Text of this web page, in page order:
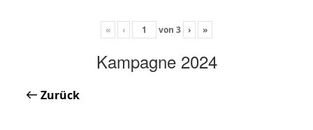
« ‹ von 3 › »
Kampagne 2024
Zurück